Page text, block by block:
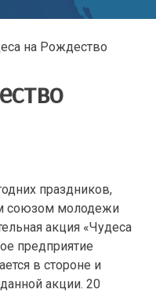
на Рождество
праздников,
союзом молодежи
акция «Чудеса
предприятие
в стороне и
акции. 20